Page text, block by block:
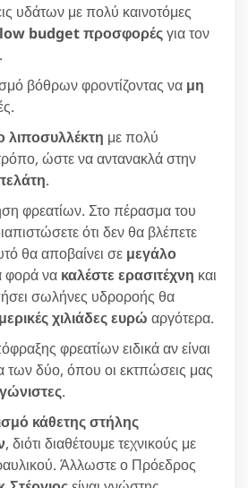
υδάτων με πολύ καινοτόμες
low budget προσφορέςγια τον
βόθρων φροντίζοντας να μη
λιποσυλλέκτη με πολύ
ώστε να αντανακλά στην
.
φρεατίων. Στο πέρασμα του
ότι δεν θα βλέπετε
θα αποβαίνει σε μεγάλο
φορά να καλέστε ερασιτέχνη και
σωλήνες υδροροής θα
μερικές χιλιάδες ευρώ αργότερα.
φρεατίων ειδικά αν είναι
των δύο, όπου οι εκτπώσεις μας
.
κάθετης στήλης
, διότι διαθέτουμε τεχνικούς με
Άλλωστε ο Πρόεδρος